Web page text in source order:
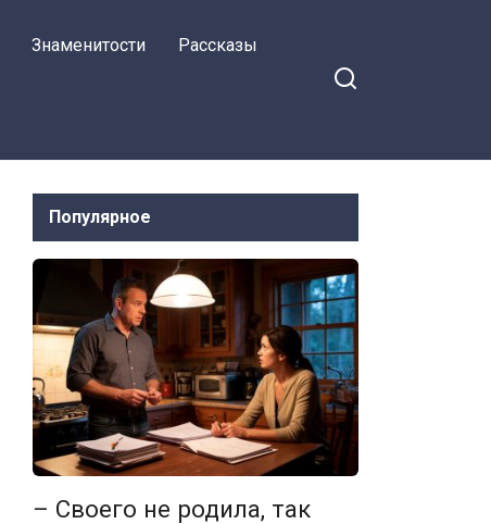
Знаменитости Рассказы
Популярное
– Своего не родила, так